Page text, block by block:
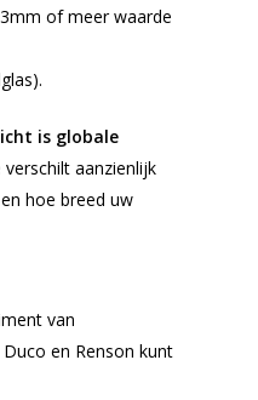
meer waarde
is globale
verschilt aanzienlijk
hoe breed uw
van
en Renson kunt